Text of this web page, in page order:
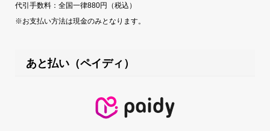
代引手数料：全国一律880円（税込）
※お支払い方法は現金のみとなります。
あと払い（ペイディ）